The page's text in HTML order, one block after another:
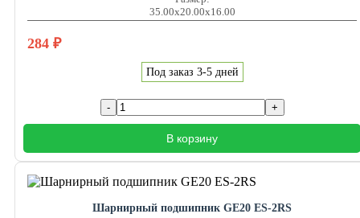
35.00x20.00x16.00
284 ₽
Под заказ 3-5 дней
В корзину
Шарнирный подшипник GE20 ES-2RS